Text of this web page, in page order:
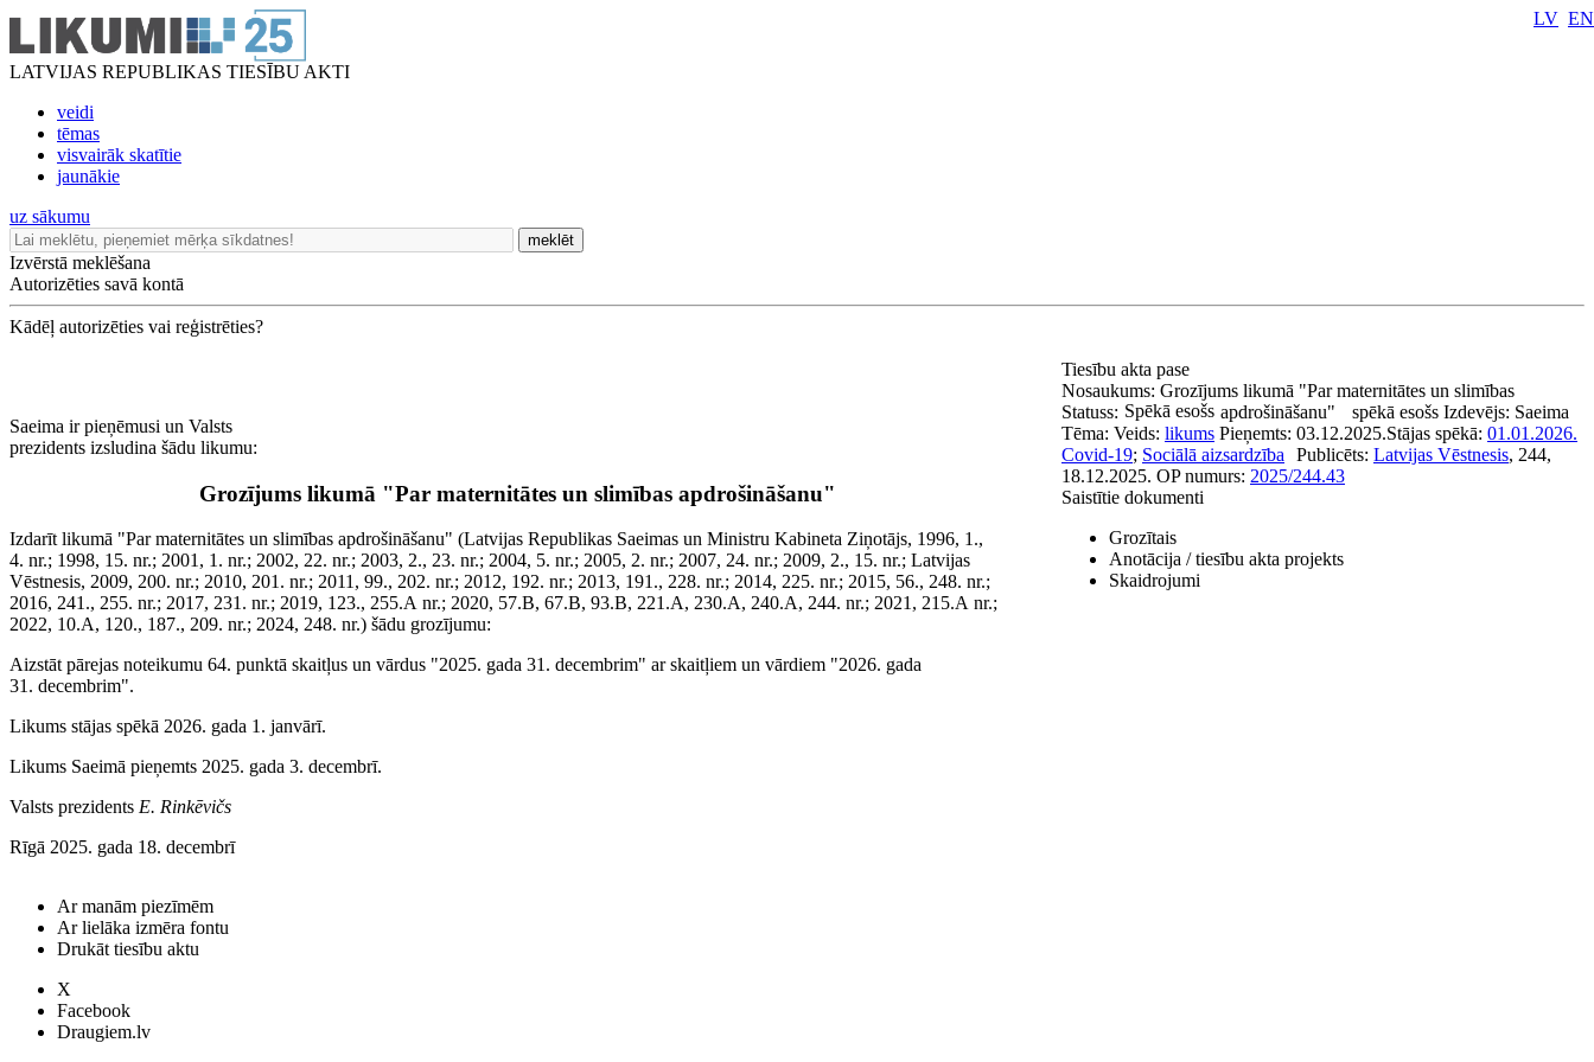
LATVIJAS REPUBLIKAS TIESĪBU AKTI
veidi
tēmas
visvairāk skatītie
jaunākie
LV EN
uz sākumu
meklēt
Izvērstā meklēšana
Autorizēties savā kontā
Kādēļ autorizēties vai reģistrēties?
Saeima ir pieņēmusi un Valsts
prezidents izsludina šādu likumu:
Grozījums likumā "Par maternitātes un slimības apdrošināšanu"
Izdarīt likumā "Par maternitātes un slimības apdrošināšanu" (Latvijas Republikas Saeimas un Ministru Kabineta Ziņotājs, 1996, 1.,
4. nr.; 1998, 15. nr.; 2001, 1. nr.; 2002, 22. nr.; 2003, 2., 23. nr.; 2004, 5. nr.; 2005, 2. nr.; 2007, 24. nr.; 2009, 2., 15. nr.; Latvijas
Vēstnesis, 2009, 200. nr.; 2010, 201. nr.; 2011, 99., 202. nr.; 2012, 192. nr.; 2013, 191., 228. nr.; 2014, 225. nr.; 2015, 56., 248. nr.;
2016, 241., 255. nr.; 2017, 231. nr.; 2019, 123., 255.A nr.; 2020, 57.B, 67.B, 93.B, 221.A, 230.A, 240.A, 244. nr.; 2021, 215.A nr.;
2022, 10.A, 120., 187., 209. nr.; 2024, 248. nr.) šādu grozījumu:
Aizstāt pārejas noteikumu 64. punktā skaitļus un vārdus "2025. gada 31. decembrim" ar skaitļiem un vārdiem "2026. gada
31. decembrim".
Likums stājas spēkā 2026. gada 1. janvārī.
Likums Saeimā pieņemts 2025. gada 3. decembrī.
Valsts prezidents E. Rinkēvičs
Rīgā 2025. gada 18. decembrī
Tiesību akta pase
Nosaukums: Grozījums likumā "Par maternitātes un slimības
apdrošināšanu"
Statuss: Spēkā esošs spēkā esošs Izdevējs: Saeima
Veids: likums Pieņemts: 03.12.2025.Stājas spēkā: 01.01.2026.
Tēma:
Covid-19; Sociālā aizsardzība Publicēts: Latvijas Vēstnesis, 244,
18.12.2025. OP numurs: 2025/244.43
Saistītie dokumenti
Grozītais
Anotācija / tiesību akta projekts
Skaidrojumi
Ar manām piezīmēm
Ar lielāka izmēra fontu
Drukāt tiesību aktu
X
Facebook
Draugiem.lv